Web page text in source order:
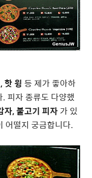
핫 윙 등 제가 좋아하
피자 종류도 다양했
자, 불고기 피자가 있
어떨지 궁금합니다.